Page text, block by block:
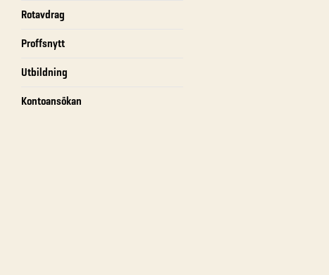
Rotavdrag
Proffsnytt
Utbildning
Kontoansökan